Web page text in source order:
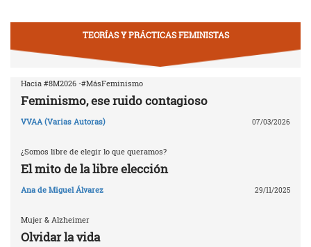
TEORÍAS Y PRÁCTICAS FEMINISTAS
Hacia #8M2026 -#MásFeminismo
Feminismo, ese ruido contagioso
VVAA (Varias Autoras) 07/03/2026
¿Somos libre de elegir lo que queramos?
El mito de la libre elección
Ana de Miguel Álvarez 29/11/2025
Mujer & Alzheimer
Olvidar la vida